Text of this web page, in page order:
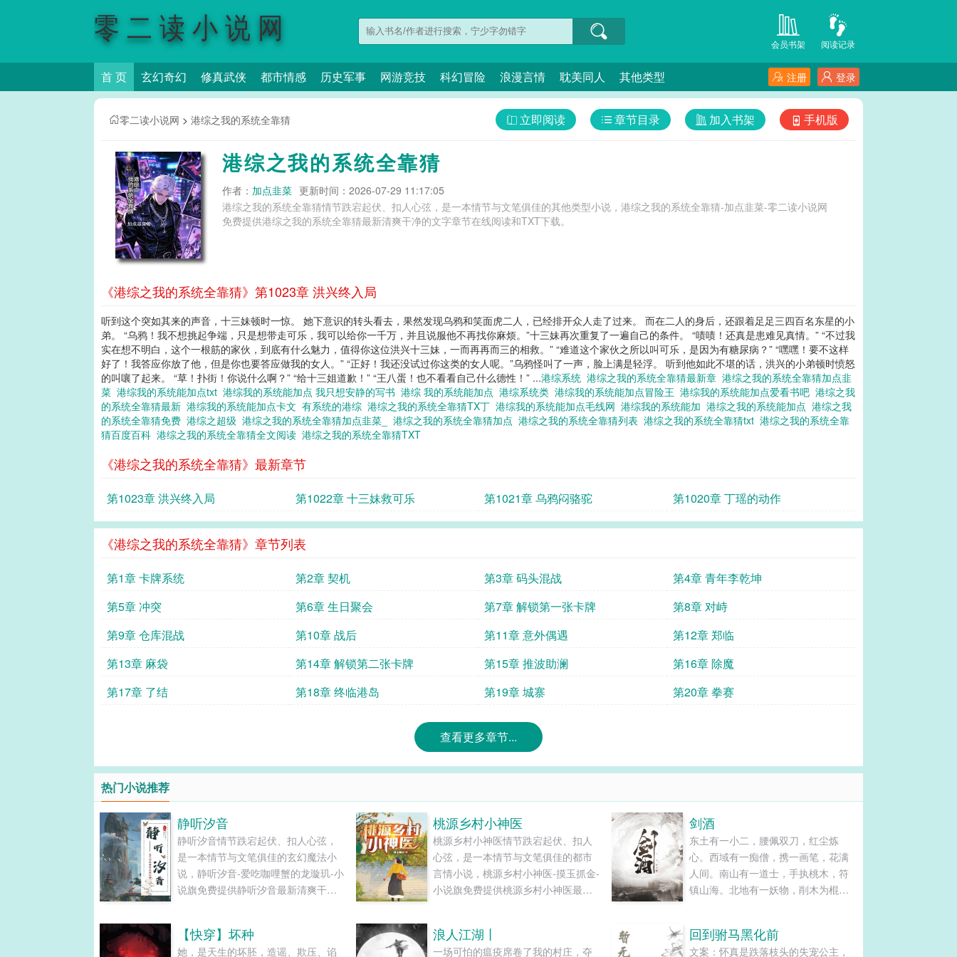
零二读小说网 阅读记录
会员书架
首 页 玄幻奇幻 修真武侠 都市情感 历史军事 网游竞技 科幻冒险 浪漫言情 耽美同人 其他类型 登录
注册
零二读小说网 > 港综之我的系统全靠猜 手机版
加入书架
章节目录
立即阅读
港综之我的系统全靠猜
作者： 加点韭菜 更新时间：2026-07-29 11:17:05
港综之我的系统全靠猜情节跌宕起伏、扣人心弦，是一本情节与文笔俱佳的其他类型小说，港综之我的系统全靠猜-加点韭菜-零二读小说网
免费提供港综之我的系统全靠猜最新清爽干净的文字章节在线阅读和TXT下载。
《港综之我的系统全靠猜》第1023章 洪兴终入局
听到这个突如其来的声音，十三妹顿时一惊。 她下意识的转头看去，果然发现乌鸦和笑面虎二人，已经排开众人走了过来。 而在二人的身后，还跟着足足三四百名东星的小
弟。 “乌鸦！我不想挑起争端，只是想带走可乐，我可以给你一千万，并且说服他不再找你麻烦。”十三妹再次重复了一遍自己的条件。 “啧啧！还真是患难见真情。” “不过我
实在想不明白，这个一根筋的家伙，到底有什么魅力，值得你这位洪兴十三妹，一而再再而三的相救。” “难道这个家伙之所以叫可乐，是因为有糖尿病？” “嘿嘿！要不这样
好了！我答应你放了他，但是你也要答应做我的女人。” “正好！我还没试过你这类的女人呢。”乌鸦怪叫了一声，脸上满是轻浮。 听到他如此不堪的话，洪兴的小弟顿时愤怒
的叫嚷了起来。 “草！扑街！你说什么啊？” “给十三姐道歉！” “王八蛋！也不看看自己什么德性！” ...港综系统 港综之我的系统全靠猜最新章 港综之我的系统全靠猜加点韭
菜 港综我的系统能加点txt 港综我的系统能加点 我只想安静的写书 港综 我的系统能加点 港综系统类 港综我的系统能加点冒险王 港综我的系统能加点爱看书吧 港综之我
的系统全靠猜最新 港综我的系统能加点卡文 有系统的港综 港综之我的系统全靠猜TX丁 港综我的系统能加点毛线网 港综我的系统能加 港综之我的系统能加点 港综之我
的系统全靠猜免费 港综之超级 港综之我的系统全靠猜加点韭菜_ 港综之我的系统全靠猜加点 港综之我的系统全靠猜列表 港综之我的系统全靠猜txt 港综之我的系统全靠
猜百度百科 港综之我的系统全靠猜全文阅读 港综之我的系统全靠猜TXT
《港综之我的系统全靠猜》最新章节
第1023章 洪兴终入局 第1022章 十三妹救可乐 第1021章 乌鸦闷骆驼 第1020章 丁瑶的动作
《港综之我的系统全靠猜》章节列表
第1章 卡牌系统 第2章 契机 第3章 码头混战
第4章 青年李乾坤
第5章 冲突
第6章 生日聚会 第7章 解锁第一张卡牌
第8章 对峙
第9章 仓库混战
第10章 战后 第11章 意外偶遇
第12章 郑临
第13章 麻袋
第14章 解锁第二张卡牌 第15章 推波助澜
第16章 除魔
第17章 了结
第18章 终临港岛 第19章 城寨 第20章 拳赛
查看更多章节...
热门小说推荐
静听汐音
静听汐音情节跌宕起伏、扣人心弦，
是一本情节与文笔俱佳的玄幻魔法小
说，静听汐音-爱吃咖哩蟹的龙璇玑-小
说旗免费提供静听汐音最新清爽干净
桃源乡村小神医
桃源乡村小神医情节跌宕起伏、扣人
心弦，是一本情节与文笔俱佳的都市
言情小说，桃源乡村小神医-摸玉抓金-
小说旗免费提供桃源乡村小神医最新
剑酒
东土有一小二，腰佩双刀，红尘炼
心。西域有一痴僧，携一画笔，花满
人间。南山有一道士，手执桃木，符
镇山海。北地有一妖物，削木为棍，
然千里，一剑霜寒九州！......
【快穿】坏种
她，是天生的坏胚，造谣、欺压、谄
浪人江湖丨
一场可怕的瘟疫席卷了我的村庄，夺
回到驸马黑化前
文案：怀真是跌落枝头的失宠公主，